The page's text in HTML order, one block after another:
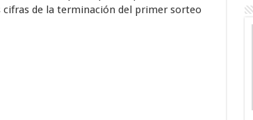
de la terminación del primer sorteo